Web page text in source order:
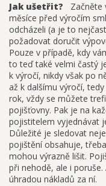
Jak ušetřit? Začněte
měsíce před výročím
odcházeli (a je to
požadovat doručit
Pouze v případě, kdy
to teď také velmi častý
k výročí, nikdy však po
až k dalšímu výročí,
rok, vždy se můžete
pojišťovny. Pak je na
pojistitelem vyjednávat
Důležité je sledovat
pojištění obsahuje,
mohou výrazně lišit.
při nehodě, ale i
úhradou nákladů za ní.